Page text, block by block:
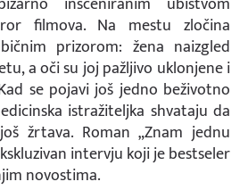
filmova. Na mestu zločina
prizorom: žena naizgled
a oči su joj pažljivo uklonjene i
se pojavi još jedno beživotno
istražiteljka shvataju da
žrtava. Roman „Znam jednu
intervju koji je bestseler
novostima.